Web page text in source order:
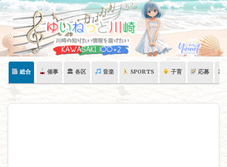
Skip
content
総合 催事 🏛 各区 音楽 SPORTS 子育 応募 🏛